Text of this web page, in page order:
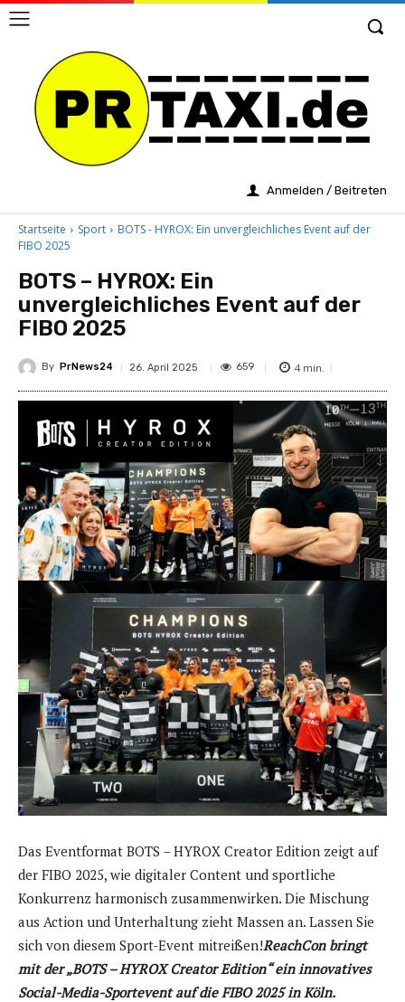
Anmelden / Beitreten
Startseite Sport
BOTS - HYROX: Ein unvergleichliches Event auf der
FIBO 2025
BOTS – HYROX: Ein
unvergleichliches Event auf der
FIBO 2025
By PrNews24 26. April 2025 659 4 min.
Das Eventformat BOTS – HYROX Creator Edition zeigt auf
der FIBO 2025, wie digitaler Content und sportliche
Konkurrenz harmonisch zusammenwirken. Die Mischung
aus Action und Unterhaltung zieht Massen an. Lassen Sie
sich von diesem Sport-Event mitreißen!ReachCon bringt
mit der „BOTS – HYROX Creator Edition“ ein innovatives
Social-Media-Sportevent auf die FIBO 2025 in Köln.